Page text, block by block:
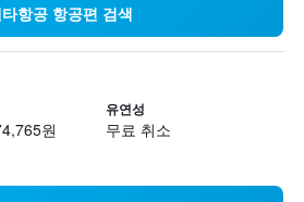
항공 항공편 검색
원
유연성
무료 취소